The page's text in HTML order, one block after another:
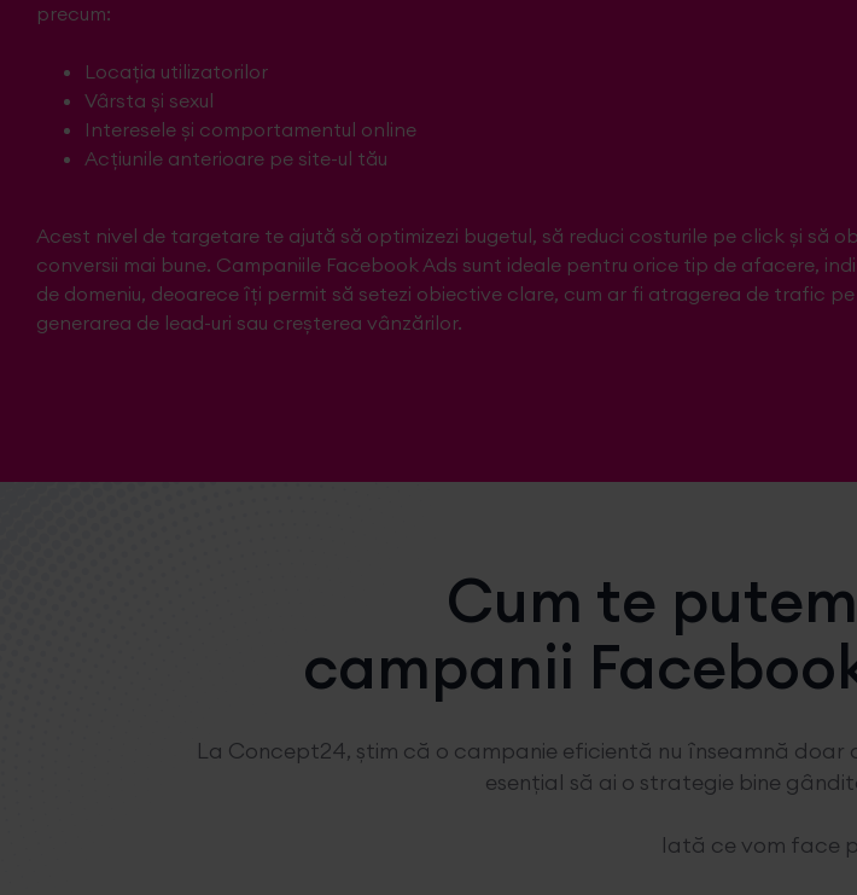
precum:
Locația utilizatorilor
Vârsta și sexul
Interesele și comportamentul online
Acțiunile anterioare pe site-ul tău
Acest nivel de targetare te ajută să optimizezi bugetul, să reduci costurile pe click și să
conversii mai bune. Campaniile Facebook Ads sunt ideale pentru orice tip de afacere,
de domeniu, deoarece îți permit să setezi obiective clare, cum ar fi atragerea de trafic pe
generarea de lead-uri sau creșterea vânzărilor.
Cum te
campanii
La Concept24, știm că o campanie eficientă nu înseamnă
esențial să ai o strategie bine
Iată ce vom face